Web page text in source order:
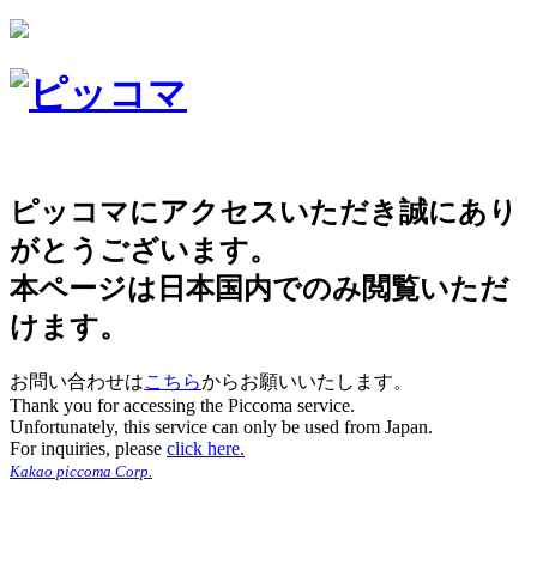
ピッコマにアクセスいただき誠にあり
がとうございます。
本ページは日本国内でのみ閲覧いただ
けます。
お問い合わせはこちらからお願いいたします。
Thank you for accessing the Piccoma service.
Unfortunately, this service can only be used from Japan.
For inquiries, please click here.
Kakao piccoma Corp.